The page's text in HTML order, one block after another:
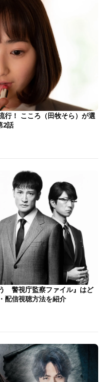
行！ こころ（田牧そら）が選
2話
警視庁監察ファイル』はど
配信視聴方法を紹介